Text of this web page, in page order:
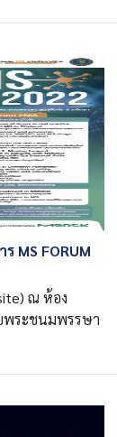
MS FORUM
ณ ห้อง
พระชนมพรรษา